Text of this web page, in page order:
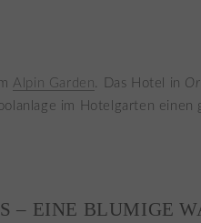
Alpin Garden . Das Hotel in
im Hotelgarten
– EINE BLUMIGE